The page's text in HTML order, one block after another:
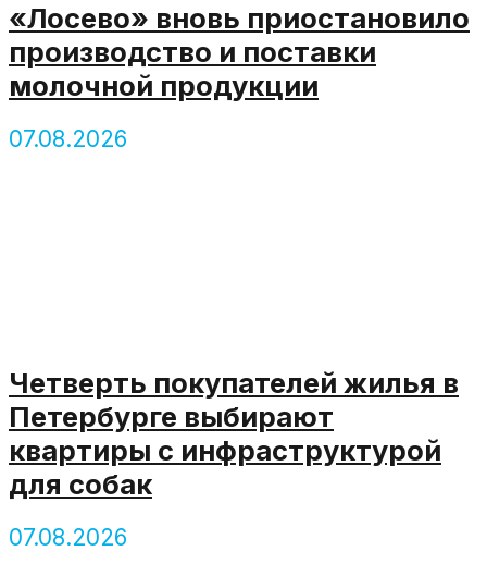
«Лосево» вновь приостановило
производство и поставки
молочной продукции
07.08.2026
Четверть покупателей жилья в
Петербурге выбирают
квартиры с инфраструктурой
для собак
07.08.2026